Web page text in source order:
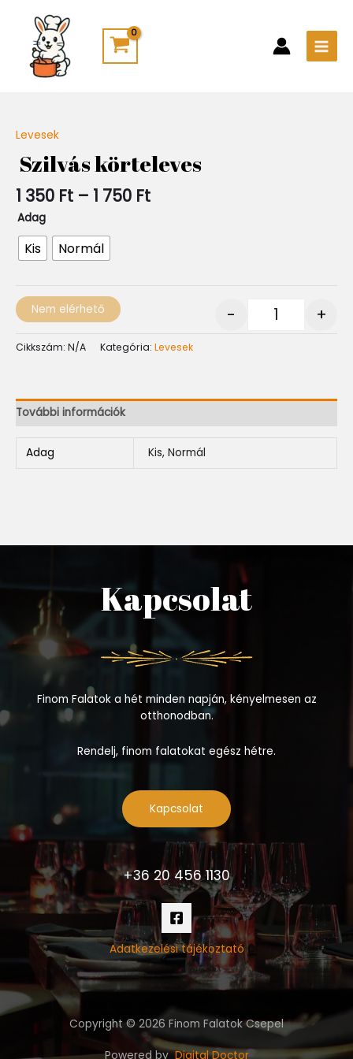
content
Levesek
Szilvás körteleves
1 350 Ft – 1 750 Ft
1
350 Ft
-
1
Adag
Kis Normál
- +
Nem elérhető
Cikkszám: N/A Kategória: Levesek
További információk
Adag Kis, Normál
Kapcsolat
Finom Falatok a hét minden napján, kényelmesen az
otthonodban.
Rendelj, finom falatokat egész hétre.
Kapcsolat
+36 20 456 1130
Adatkezelési tájékoztató
Copyright © 2026 Finom Falatok Csepel
Powered byDigital Doctor